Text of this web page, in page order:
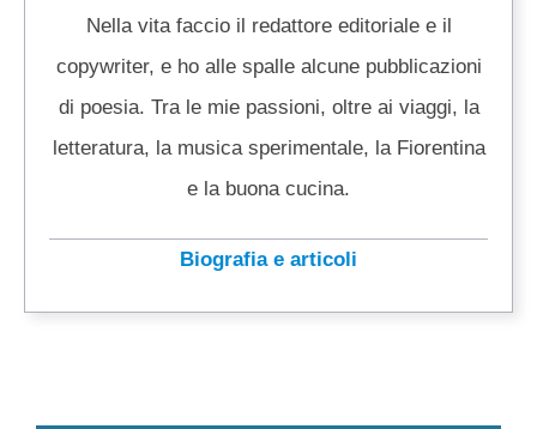
Nella vita faccio il redattore editoriale e il
copywriter, e ho alle spalle alcune pubblicazioni
di poesia. Tra le mie passioni, oltre ai viaggi, la
letteratura, la musica sperimentale, la Fiorentina
e la buona cucina.
Biografia e articoli